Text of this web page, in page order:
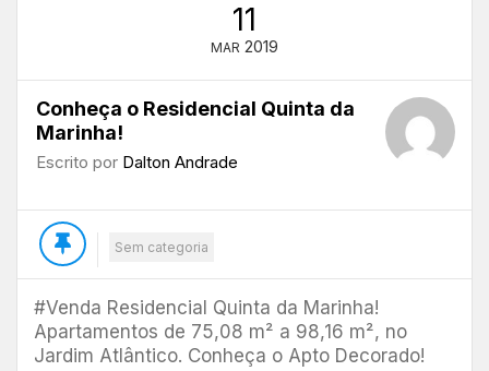
11
MAR 2019
Conheça o Residencial Quinta da
Marinha!
Escrito por Dalton Andrade
Sem categoria
#Venda Residencial Quinta da Marinha!
Apartamentos de 75,08 m² a 98,16 m², no
Jardim Atlântico. Conheça o Apto Decorado!